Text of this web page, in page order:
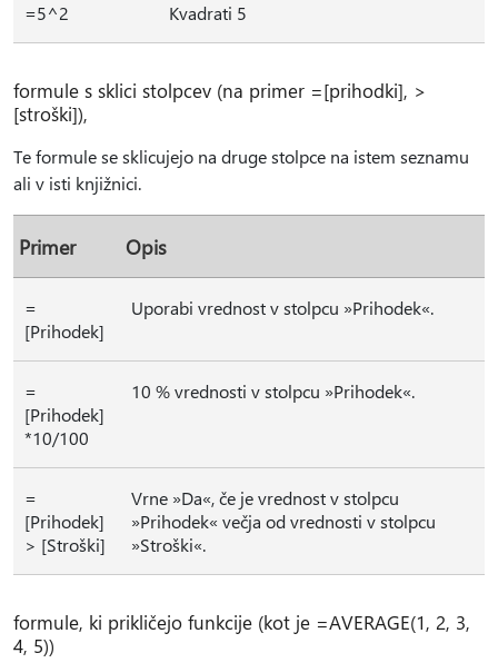
=5^2 Kvadrati 5
formule s sklici stolpcev (na primer =[prihodki], >
[stroški]),
Te formule se sklicujejo na druge stolpce na istem seznamu
ali v isti knjižnici.
Primer Opis
=
[Prihodek]
Uporabi vrednost v stolpcu »Prihodek«.
=
[Prihodek]
*10/100
10 % vrednosti v stolpcu »Prihodek«.
=
[Prihodek]
> [Stroški]
Vrne »Da«, če je vrednost v stolpcu
»Prihodek« večja od vrednosti v stolpcu
»Stroški«.
formule, ki prikličejo funkcije (kot je =AVERAGE(1, 2, 3,
4, 5))